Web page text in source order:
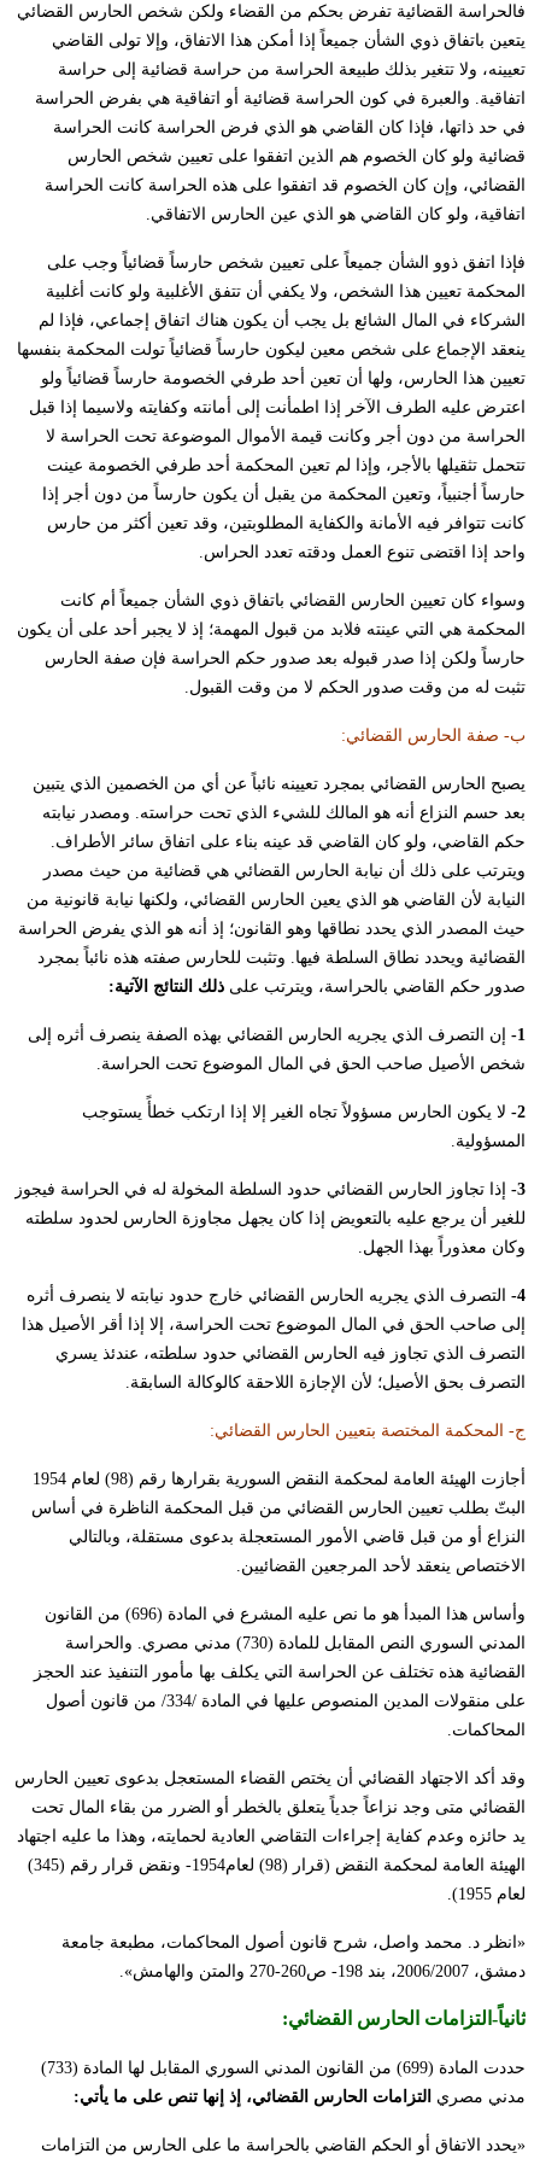
فالحراسة القضائية تفرض بحكم من القضاء ولكن شخص الحارس القضائي
يتعين باتفاق ذوي الشأن جميعاً إذا أمكن هذا الاتفاق، وإلا تولى القاضي
تعيينه، ولا تتغير بذلك طبيعة الحراسة من حراسة قضائية إلى حراسة
اتفاقية. والعبرة في كون الحراسة قضائية أو اتفاقية هي بفرض الحراسة
في حد ذاتها، فإذا كان القاضي هو الذي فرض الحراسة كانت الحراسة
قضائية ولو كان الخصوم هم الذين اتفقوا على تعيين شخص الحارس
القضائي، وإن كان الخصوم قد اتفقوا على هذه الحراسة كانت الحراسة
اتفاقية، ولو كان القاضي هو الذي عين الحارس الاتفاقي.
فإذا اتفق ذوو الشأن جميعاً على تعيين شخص حارساً قضائياً وجب على
المحكمة تعيين هذا الشخص، ولا يكفي أن تتفق الأغلبية ولو كانت أغلبية
الشركاء في المال الشائع بل يجب أن يكون هناك اتفاق إجماعي، فإذا لم
ينعقد الإجماع على شخص معين ليكون حارساً قضائياً تولت المحكمة بنفسها
تعيين هذا الحارس، ولها أن تعين أحد طرفي الخصومة حارساً قضائياً ولو
اعترض عليه الطرف الآخر إذا اطمأنت إلى أمانته وكفايته ولاسيما إذا قبل
الحراسة من دون أجر وكانت قيمة الأموال الموضوعة تحت الحراسة لا
تتحمل تثقيلها بالأجر، وإذا لم تعين المحكمة أحد طرفي الخصومة عينت
حارساً أجنبياً، وتعين المحكمة من يقبل أن يكون حارساً من دون أجر إذا
كانت تتوافر فيه الأمانة والكفاية المطلوبتين، وقد تعين أكثر من حارس
واحد إذا اقتضى تنوع العمل ودقته تعدد الحراس.
وسواء كان تعيين الحارس القضائي باتفاق ذوي الشأن جميعاً أم كانت
المحكمة هي التي عينته فلابد من قبول المهمة؛ إذ لا يجبر أحد على أن يكون
حارساً ولكن إذا صدر قبوله بعد صدور حكم الحراسة فإن صفة الحارس
تثبت له من وقت صدور الحكم لا من وقت القبول.
ب- صفة الحارس القضائي:
يصبح الحارس القضائي بمجرد تعيينه نائباً عن أي من الخصمين الذي يتبين
بعد حسم النزاع أنه هو المالك للشيء الذي تحت حراسته. ومصدر نيابته
حكم القاضي، ولو كان القاضي قد عينه بناء على اتفاق سائر الأطراف.
ويترتب على ذلك أن نيابة الحارس القضائي هي قضائية من حيث مصدر
النيابة لأن القاضي هو الذي يعين الحارس القضائي، ولكنها نيابة قانونية من
حيث المصدر الذي يحدد نطاقها وهو القانون؛ إذ أنه هو الذي يفرض الحراسة
القضائية ويحدد نطاق السلطة فيها. وتثبت للحارس صفته هذه نائباً بمجرد
صدور حكم القاضي بالحراسة، ويترتب على ذلك النتائج الآتية:
1-
إن التصرف الذي يجريه الحارس القضائي بهذه الصفة ينصرف أثره إلى
شخص الأصيل صاحب الحق في المال الموضوع تحت الحراسة.
2-
لا يكون الحارس مسؤولاً تجاه الغير إلا إذا ارتكب خطأً يستوجب
المسؤولية.
3-
إذا تجاوز الحارس القضائي حدود السلطة المخولة له في الحراسة فيجوز
للغير أن يرجع عليه بالتعويض إذا كان يجهل مجاوزة الحارس لحدود سلطته
وكان معذوراً بهذا الجهل.
4-
التصرف الذي يجريه الحارس القضائي خارج حدود نيابته لا ينصرف أثره
إلى صاحب الحق في المال الموضوع تحت الحراسة، إلا إذا أقر الأصيل هذا
التصرف الذي تجاوز فيه الحارس القضائي حدود سلطته، عندئذ يسري
التصرف بحق الأصيل؛ لأن الإجازة اللاحقة كالوكالة السابقة.
ج- المحكمة المختصة بتعيين الحارس القضائي:
أجازت الهيئة العامة لمحكمة النقض السورية بقرارها رقم (98) لعام 1954
البتّ بطلب تعيين الحارس القضائي من قبل المحكمة الناظرة في أساس
النزاع أو من قبل قاضي الأمور المستعجلة بدعوى مستقلة، وبالتالي
الاختصاص ينعقد لأحد المرجعين القضائيين.
وأساس هذا المبدأ هو ما نص عليه المشرع في المادة (696) من القانون
المدني السوري النص المقابل للمادة (730) مدني مصري. والحراسة
القضائية هذه تختلف عن الحراسة التي يكلف بها مأمور التنفيذ عند الحجز
على منقولات المدين المنصوص عليها في المادة /334/ من قانون أصول
المحاكمات.
وقد أكد الاجتهاد القضائي أن يختص القضاء المستعجل بدعوى تعيين الحارس
القضائي متى وجد نزاعاً جدياً يتعلق بالخطر أو الضرر من بقاء المال تحت
يد حائزه وعدم كفاية إجراءات التقاضي العادية لحمايته، وهذا ما عليه اجتهاد
الهيئة العامة لمحكمة النقض (قرار (98) لعام1954- ونقض قرار رقم (345)
لعام 1955).
«انظر د. محمد واصل، شرح قانون أصول المحاكمات، مطبعة جامعة
دمشق، 2006/2007، بند 198- ص260-270 والمتن والهامش».
ثانياً- التزامات الحارس القضائي:
حددت المادة (699) من القانون المدني السوري المقابل لها المادة (733)
مدني مصري التزامات الحارس القضائي، إذ إنها تنص على ما يأتي:
«يحدد الاتفاق أو الحكم القاضي بالحراسة ما على الحارس من التزامات